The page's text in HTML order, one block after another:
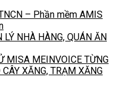
– Phần mềm AMIS
NHÀ HÀNG, QUÁN ĂN
MISA MEINVOICE TỪNG
XĂNG, TRẠM XĂNG